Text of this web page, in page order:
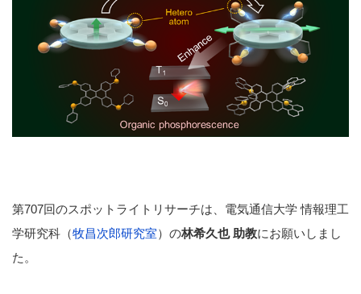
第707回のスポットライトリサーチは、電気通信大学 情報理工
学研究科（牧昌次郎研究室）の林希久也 助教にお願いしまし
た。